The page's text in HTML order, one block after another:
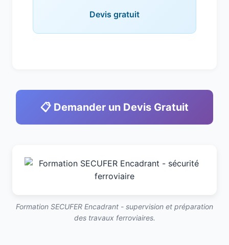
Devis gratuit
📋 Demander un Devis Gratuit
Formation SECUFER Encadrant - supervision et préparation
des travaux ferroviaires.